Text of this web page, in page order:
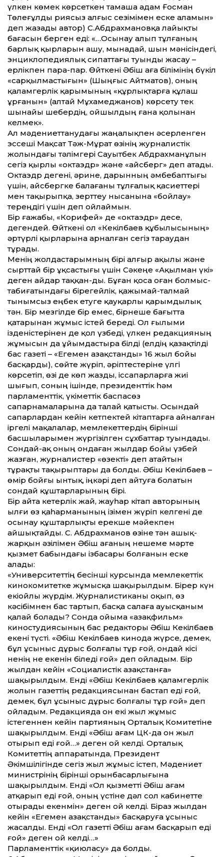
үлкен көмек көрсеткен тамаша адам Ғосман
Төлеғұлды риясыз алғыс сезімімен еске аламын»
деп жазады автор) С.Абдрахмановқа лайықты
бағасын берген еді: «…Осынау алып тұлғаның
барлық қырларын ашу, мынадай, шын мәнісіндегі,
энциклопедиялық сипаттағы туынды жасау –
ерлікпен пара-пар. Өйткені Әбіш аға білімінің бүкіл
«сарқылмастығын» (Шыңғыс Айтматов), оның
қаламгерлік қарымының «құрлықтарға құлаш
ұрғанын» (Қалтай Мұхамеджанов) көрсету тек
шынайы шебердің, ойшылдың ғана қолынан
келмек».
Ал мәдениеттанудағы жаңалықпен әсерленген
эссеші Мақсат Тәж-Мұрат өзінің журналистік
жолындағы тәлімгері Сауытбек Абдрахманұлын
сегіз қырлы «октаэдр» және «айсберг» деп атады.
Октаэдр дегені, әрине, дарынның әмбебаптығы
үшін, айсбергке балағаны тұлғалық қасиеттері
мен тақырыпқа, зерттеу нысанына «бойлау»
тереңдігі үшін деп ойлаймын.
Бір ғажабы, «Корифей» де «октаэдр» десе,
дегендей. Өйткені ол «Кекілбаев құбылысының»
әртүрлі қырларына арналған сегіз тараудан
тұрады.
Менің жолдастарымның бірі алғыр ақылы және
сырттай бір ұқсастығы үшін Сәкеңе «Ақылман үкі»
деген айдар таққан-ды. Бұған қоса оған болмыс-
табиғатындағы бірегейлік, қажымай-талмай
тынымсыз еңбек етуге қауқарлы қарымдылық
тән. Бір мезгілде бір емес, бірнеше бағытта
қатарынан жұмыс істей береді. Ол ғылыми
ізденістерінен де қол үзбеді, үлкен редакцияның
жұмысын да ұйымдастыра білді (елдің қазақтілді
бас газеті – «Егемен Қазақстанды» 16 жыл бойы
басқарды), сөйте жүріп, әріптестеріне үлгі
көрсетіп, өзі де көп жазды, іссапарларға жиі
шығып, соның ішінде, президенттік һәм
парламенттік, үкіметтік баспасөз
сапарнамаларына да талай қатысты. Осындай
сапарлардан кейін кетпектей кітаптарға айналған
іргелі мақалалар, мемлекеттердің бірінші
басшыларымен жүргізілген сұхбаттар туындады.
Сондай-ақ оның ондаған жылдар бойы үзбей
жазған, журналистер «өзекті» деп атайтын
тұрақты тақырыптары да болды. Әбіш Кекілбаев –
өмір бойғы ынтық, іңкәрі деп айтуға болатын
сондай құштарларының бірі.
Бір айта кетерлік жай, жауһар кітап авторының
ылғи өз қаһарманының ізімен жүріп келгені де
осынау құштарлықты ерекше мәйекпен
айшықтайды. С. Абдрахманов өзіне тән ашық-
жарқын әзілімен Әбіш ағаның нешеме мәрте
қызмет бабындағы ізбасары болғанын еске
алады:
«Университеттің бесінші курсында мемлекеттік
кинокомитетке жұмысқа шақырылдым. Бірер күн
екіойлы жүрдім. Журналистиканы оқып, өз
кәсібімнен бас тартып, басқа салаға ауысқаным
қалай болады? Сонда ойыма «Қазақфильм»
киностудиясының бас редакторы Әбіш Кекілбаев
екені түсті. «Әбіш Кекілбаев кинода жүрсе, демек,
бұл ұсыныс дұрыс болғалы тұр ғой, ондай кісі
ненің не екенін біледі ғой» деп ойладым. Бір
жылдан кейін «Социалистік Қазақстанға»
шақырылдым. Енді «Әбіш Кекілбаев қаламгерлік
жолын газеттің редакциясынан бастап еді ғой,
демек, бұл ұсыныс дұрыс болғалы тұр ғой» деп
ойладым. Редакцияда он екі жыл жұмыс
істегеннен кейін партияның Орталық Комитетіне
шақырылдым. Енді «Әбіш ағам ЦК-да он жыл
отырып еді ғой…» деген ой келді. Орталық
Комитеттің аппаратында, Президент
Әкімшілігінде сегіз жыл жұмыс істеп, Мәдениет
министрінің бірінші орынбасарлығына
шақырылдым. Енді «Ол қызметті Әбіш ағам
атқарып еді ғой, оның үстіне дәл сол кабинетте
отырады екенмін» деген ой келді. Біраз жылдан
кейін «Егемен Қазақстанды» басқаруға ұсыныс
жасалды. Енді «Ол газетті Әбіш ағам басқарып еді
ғой» деген ой келді…»
Парламенттік «қиюласу» да болды.